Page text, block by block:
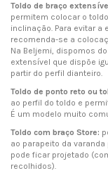
Toldo de braço
permitem colocar o
inclinação. Para evitar a
recomenda-se a
Na Beljemi, dispomos
extensível que dispõe
partir do perfil dianteiro.
Toldo de ponto reto ou
ao perfil do toldo e
É um modelo muito
Toldo com braço Store:
ao parapeito da
pode ficar projetado
recolhidos).